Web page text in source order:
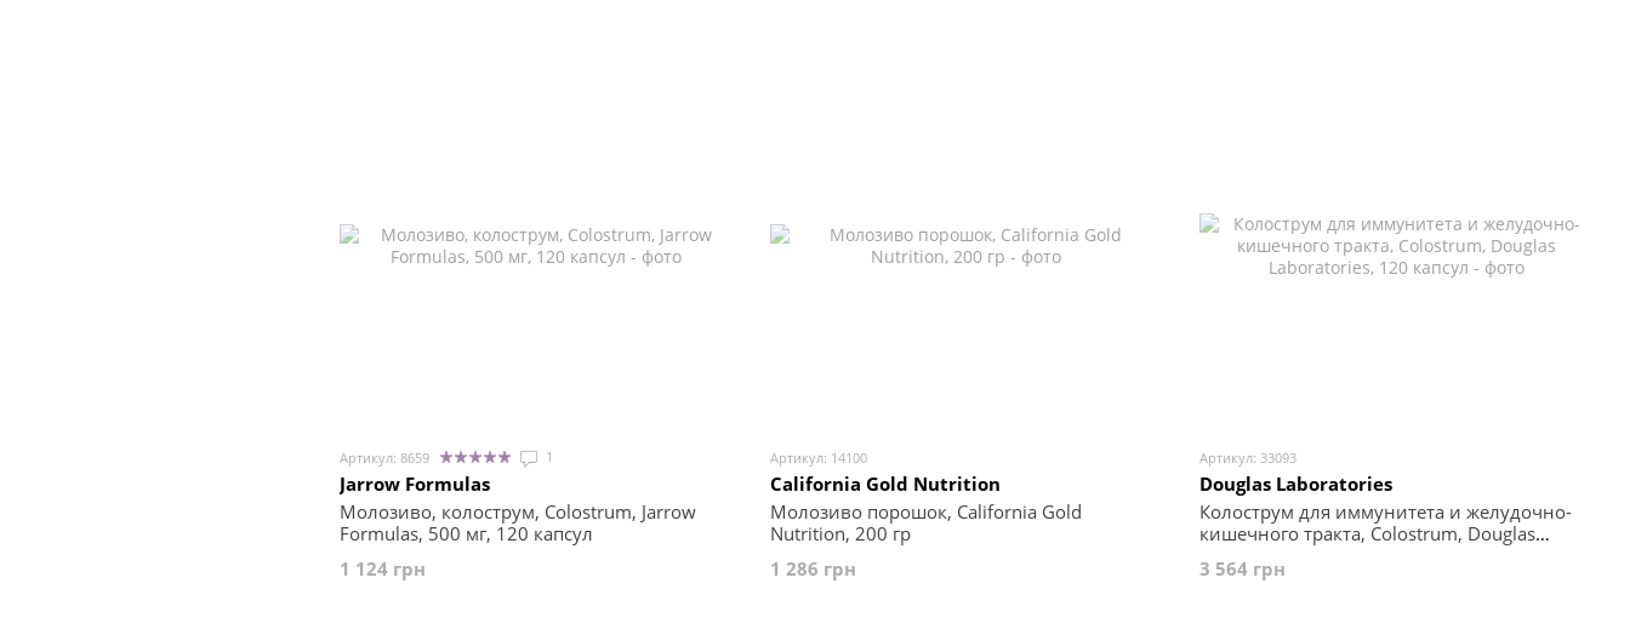
Артикул: 8659 1
Jarrow Formulas
Молозиво, колострум, Colostrum, Jarrow
Formulas, 500 мг, 120 капсул
1 124 грн
Артикул: 14100
California Gold Nutrition
Молозиво порошок, California Gold
Nutrition, 200 гр
1 286 грн
Артикул: 33093
Douglas Laboratories
Колострум для иммунитета и желудочно-
кишечного тракта, Colostrum, Douglas
3 564 грн